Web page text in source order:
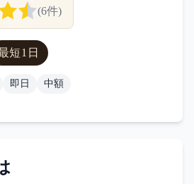
(6件)
短1日
即日 中額